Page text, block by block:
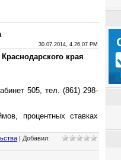
30.07.2014, 4.26.07 PM
края
505, тел. (861) 298-
процентных ставках
Добавил: